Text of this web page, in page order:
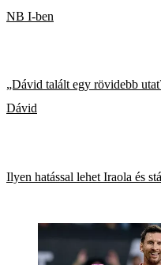
NB I-ben
„Dávid talált egy rövidebb
Dávid
Ilyen hatással lehet Iraola és